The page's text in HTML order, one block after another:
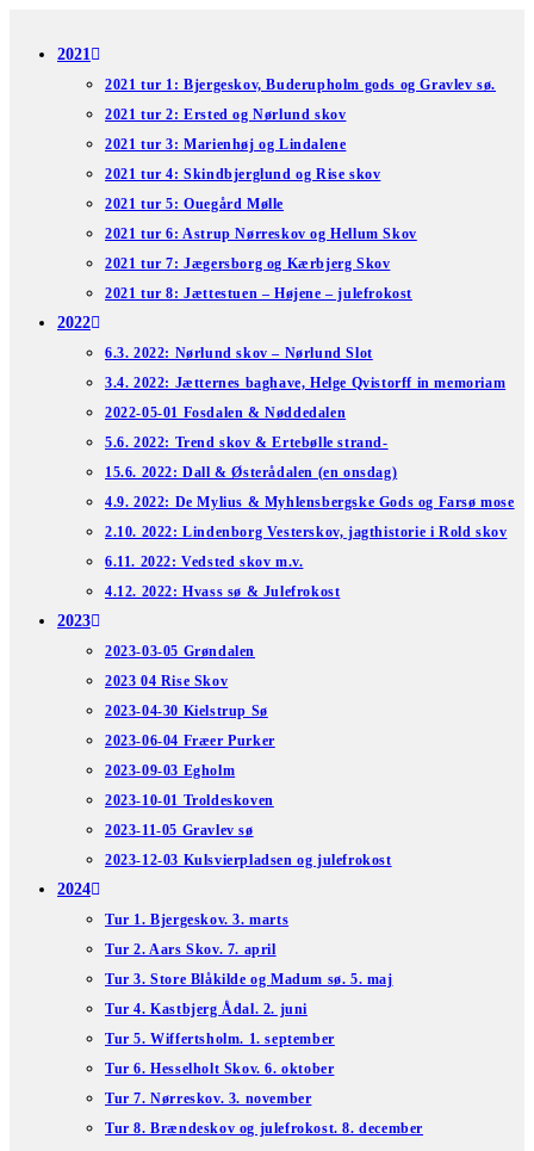
2021
2021 tur 1: Bjergeskov, Buderupholm gods og Gravlev sø.
2021 tur 2: Ersted og Nørlund skov
2021 tur 3: Marienhøj og Lindalene
2021 tur 4: Skindbjerglund og Rise skov
2021 tur 5: Ouegård Mølle
2021 tur 6: Astrup Nørreskov og Hellum Skov
2021 tur 7: Jægersborg og Kærbjerg Skov
2021 tur 8: Jættestuen – Højene – julefrokost
2022
6.3. 2022: Nørlund skov – Nørlund Slot
3.4. 2022: Jætternes baghave, Helge Qvistorff in memoriam
2022-05-01 Fosdalen & Nøddedalen
5.6. 2022: Trend skov & Ertebølle strand-
15.6. 2022: Dall & Østerådalen (en onsdag)
4.9. 2022: De Mylius & Myhlensbergske Gods og Farsø mose
2.10. 2022: Lindenborg Vesterskov, jagthistorie i Rold skov
6.11. 2022: Vedsted skov m.v.
4.12. 2022: Hvass sø & Julefrokost
2023
2023-03-05 Grøndalen
2023 04 Rise Skov
2023-04-30 Kielstrup Sø
2023-06-04 Fræer Purker
2023-09-03 Egholm
2023-10-01 Troldeskoven
2023-11-05 Gravlev sø
2023-12-03 Kulsvierpladsen og julefrokost
2024
Tur 1. Bjergeskov. 3. marts
Tur 2. Aars Skov. 7. april
Tur 3. Store Blåkilde og Madum sø. 5. maj
Tur 4. Kastbjerg Ådal. 2. juni
Tur 5. Wiffertsholm. 1. september
Tur 6. Hesselholt Skov. 6. oktober
Tur 7. Nørreskov. 3. november
Tur 8. Brændeskov og julefrokost. 8. december